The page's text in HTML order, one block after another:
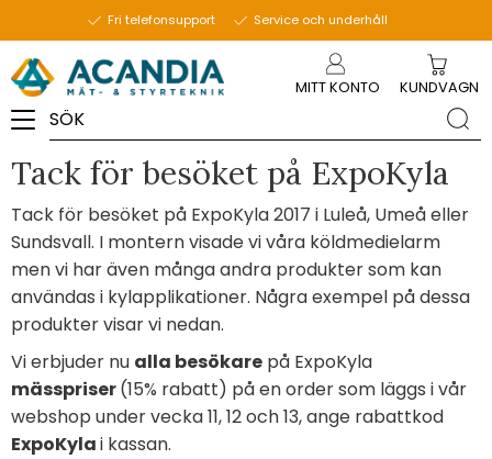
Fri telefonsupport Service och underhåll
MITT KONTO KUNDVAGN
Tack för besöket på ExpoKyla
Tack för besöket på ExpoKyla 2017 i Luleå, Umeå eller
Sundsvall. I montern visade vi våra köldmedielarm
men vi har även många andra produkter som kan
användas i kylapplikationer. Några exempel på dessa
produkter visar vi nedan.
Vi erbjuder nu alla besökare på ExpoKyla
mässpriser(15% rabatt) på en order som läggs i vår
webshop under vecka 11, 12 och 13, ange rabattkod
ExpoKylai kassan.